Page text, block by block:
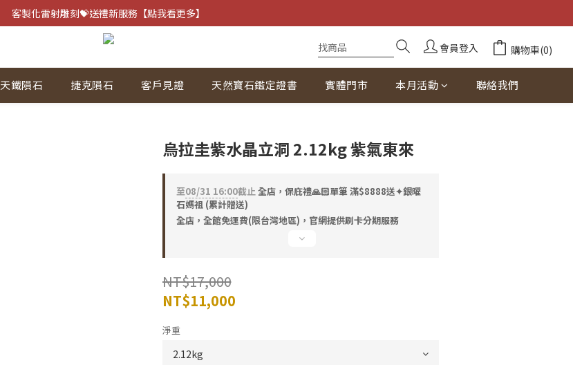
客製化雷射雕刻💝送禮新服務【點我看更多】
客製化雷射雕刻💝送禮新服務【點我看更多】
避邪防小人⚡指定黑曜石 任選兩件75折
客製化雷射雕刻💝送禮新服務【點我看更多】
會員登入 購物車(0)
天鐵隕石 捷克隕石 客戶見證 天然寶石鑑定證書 實體門市 本月活動 聯絡我們
烏拉圭紫水晶立洞 2.12kg 紫氣東來
至08/31 16:00截止全店，保庇禮🙏🏻單筆 滿$8888送✦銀曜
石媽祖 (累計贈送)
全店，全館免運費(限台灣地區)，官網提供刷卡分期服務
NT$17,000
NT$11,000
淨重